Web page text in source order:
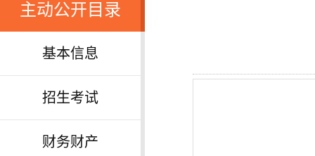
主动公开目录
基本信息
招生考试
财务财产